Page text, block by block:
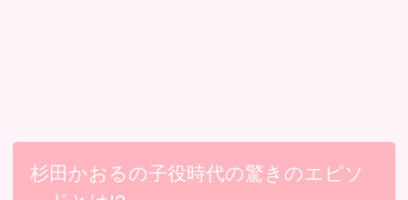
杉田かおるの子役時代の驚きのエピソ